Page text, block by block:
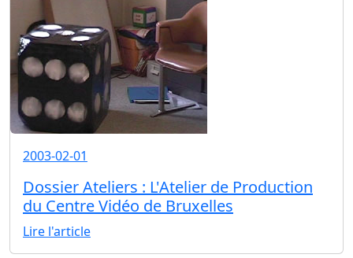
2003-02-01
Dossier Ateliers : L'Atelier de Production
du Centre Vidéo de Bruxelles
Lire l'article